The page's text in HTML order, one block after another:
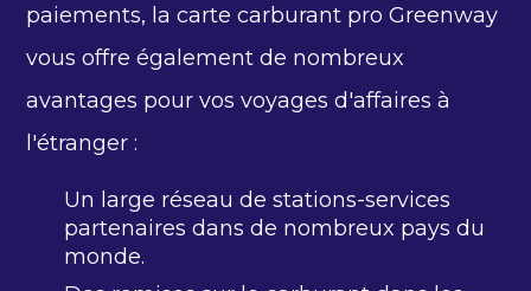
paiements, la carte carburant pro Greenway
vous offre également de nombreux
avantages pour vos voyages d'affaires à
l'étranger :
Un large réseau de stations-services
partenaires dans de nombreux pays du
monde.